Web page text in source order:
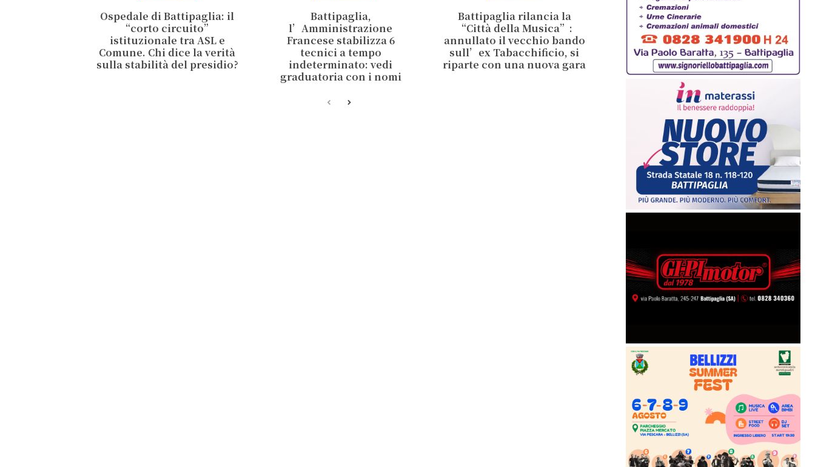
Ospedale di Battipaglia: il
“corto circuito”
istituzionale tra ASL e
Comune. Chi dice la verità
sulla stabilità del presidio?
Battipaglia,
l’Amministrazione
Francese stabilizza 6
tecnici a tempo
indeterminato: vedi
graduatoria con i nomi
Battipaglia rilancia la
“Città della Musica”:
annullato il vecchio bando
sull’ex Tabacchificio, si
riparte con una nuova gara